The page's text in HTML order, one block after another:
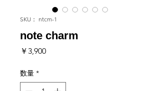
SKU： ntcm-1
note charm
￥3,900価
数量 *